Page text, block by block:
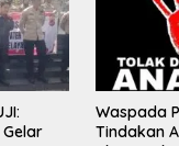
Waspada
Tindakan